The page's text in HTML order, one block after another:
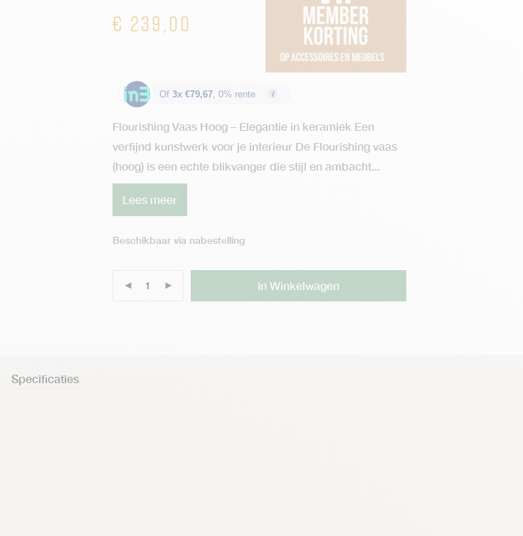
€ 239,00
Of 3x €79,67, 0% rente
Flourishing Vaas Hoog – Elegantie in keramiek Een
verfijnd kunstwerk voor je interieur De Flourishing vaas
(hoog) is een echte blikvanger die stijl en ambacht...
Lees meer
Beschikbaar via nabestelling
In Winkelwagen
Specificaties